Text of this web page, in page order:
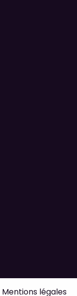
Mentions légales